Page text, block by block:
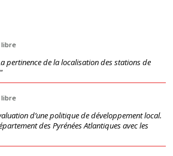
libre
pertinence de la localisation des stations de
libre
d’une politique de développement local.
des Pyrénées Atlantiques avec les